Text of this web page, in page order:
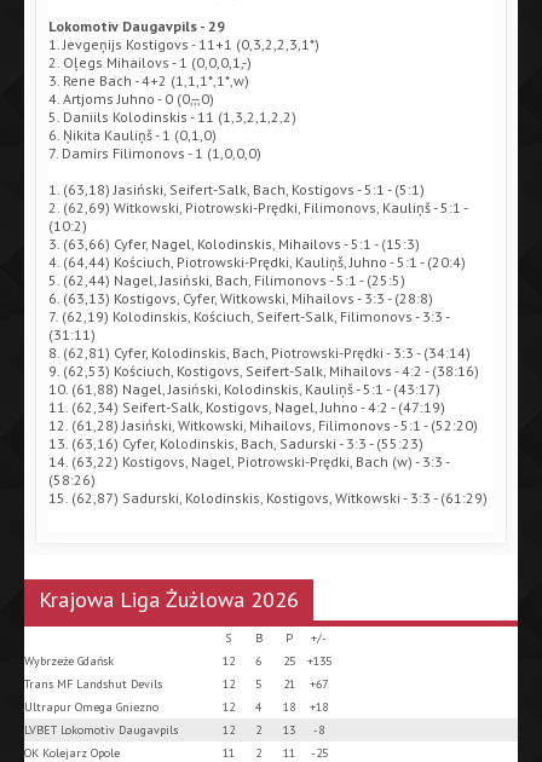
Lokomotiv Daugavpils - 29
1. Jevgeņijs Kostigovs - 11+1 (0,3,2,2,3,1*)
2. Oļegs Mihailovs - 1 (0,0,0,1,-)
3. Rene Bach - 4+2 (1,1,1*,1*,w)
4. Artjoms Juhno - 0 (0,-,-,0)
5. Daniils Kolodinskis - 11 (1,3,2,1,2,2)
6. Ņikita Kauliņš - 1 (0,1,0)
7. Damirs Filimonovs - 1 (1,0,0,0)
1. (63,18) Jasiński, Seifert-Salk, Bach, Kostigovs - 5:1 - (5:1)
2. (62,69) Witkowski, Piotrowski-Prędki, Filimonovs, Kauliņš - 5:1 -
(10:2)
3. (63,66) Cyfer, Nagel, Kolodinskis, Mihailovs - 5:1 - (15:3)
4. (64,44) Kościuch, Piotrowski-Prędki, Kauliņš, Juhno - 5:1 - (20:4)
5. (62,44) Nagel, Jasiński, Bach, Filimonovs - 5:1 - (25:5)
6. (63,13) Kostigovs, Cyfer, Witkowski, Mihailovs - 3:3 - (28:8)
7. (62,19) Kolodinskis, Kościuch, Seifert-Salk, Filimonovs - 3:3 -
(31:11)
8. (62,81) Cyfer, Kolodinskis, Bach, Piotrowski-Prędki - 3:3 - (34:14)
9. (62,53) Kościuch, Kostigovs, Seifert-Salk, Mihailovs - 4:2 - (38:16)
10. (61,88) Nagel, Jasiński, Kolodinskis, Kauliņš - 5:1 - (43:17)
11. (62,34) Seifert-Salk, Kostigovs, Nagel, Juhno - 4:2 - (47:19)
12. (61,28) Jasiński, Witkowski, Mihailovs, Filimonovs - 5:1 - (52:20)
13. (63,16) Cyfer, Kolodinskis, Bach, Sadurski - 3:3 - (55:23)
14. (63,22) Kostigovs, Nagel, Piotrowski-Prędki, Bach (w) - 3:3 -
(58:26)
15. (62,87) Sadurski, Kolodinskis, Kostigovs, Witkowski - 3:3 - (61:29)
Krajowa Liga Żużlowa 2026
S B P
+/-
Wybrzeże Gdańsk
12 6 25
+135
Trans MF Landshut Devils
12 5 21
+67
Ultrapur Omega Gniezno
12 4 18
+18
LVBET Lokomotiv Daugavpils
12 2 13
-8
OK Kolejarz Opole
11 2 11
-25